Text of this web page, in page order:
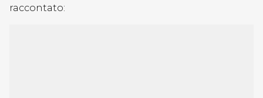
raccontato: